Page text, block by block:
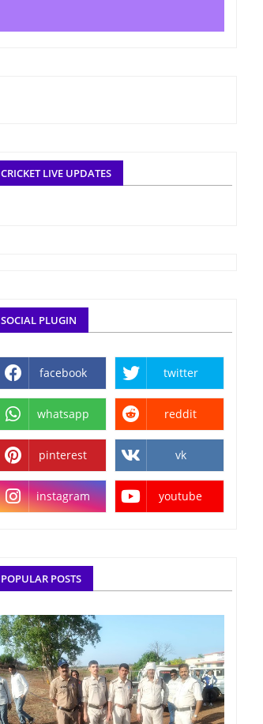
CRICKET LIVE UPDATES
SOCIAL PLUGIN
facebook twitter
whatsapp reddit
pinterest vk
instagram youtube
POPULAR POSTS